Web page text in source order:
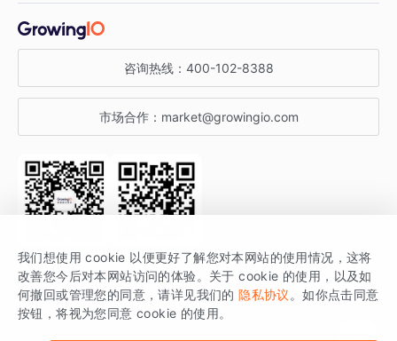
金融行业
获客分析
增长公开课
增长博客
开发者文档
SDK 文档
场景指南
关于 GrowingIO
增长大会
行业活动
咨询热线： 400-102-8388
市场合作： market@growingio.com
关注公众号 获取更多干货
GrowingIO 是专注于数据智能分析与增长的品牌，核心平台为 GrowingIO
分析云。
我们想使用 cookie 以便更好了解您对本网站的使用情况，这将
改善您今后对本网站访问的体验。关于 cookie 的使用，以及如
何撤回或管理您的同意，请详见我们的 隐私协议 。如你点击同意
按钮，将视为您同意 cookie 的使用。